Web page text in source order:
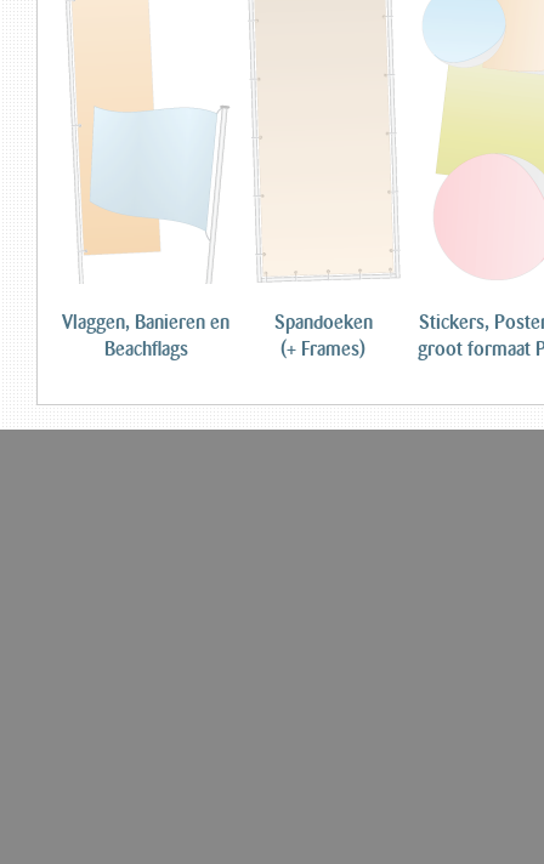
Vlaggen, Banieren en
Beachflags
Spandoeken
(+ Frames)
Stickers,
groot formaat